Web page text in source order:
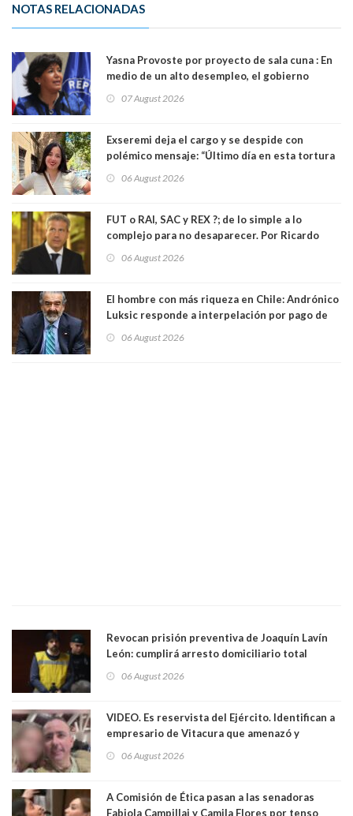
NOTAS RELACIONADAS
Yasna Provoste por proyecto de sala cuna : En
medio de un alto desempleo, el gobierno
07 August 2026
Exseremi deja el cargo y se despide con
polémico mensaje: “Último día en esta tortura
06 August 2026
FUT o RAI, SAC y REX ?; de lo simple a lo
complejo para no desaparecer. Por Ricardo
06 August 2026
El hombre con más riqueza en Chile: Andrónico
Luksic responde a interpelación por pago de
día que me muera”
06 August 2026
Revocan prisión preventiva de Joaquín Lavín
León: cumplirá arresto domiciliario total
06 August 2026
VIDEO. Es reservista del Ejército. Identifican a
empresario de Vitacura que amenazó y
al "ring raja". Se trata de Andrés Arrieta y la
06 August 2026
A Comisión de Ética pasan a las senadoras
Fabiola Campillai y Camila Flores por tenso